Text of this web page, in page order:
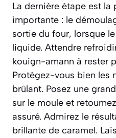
La dernière étape est la
importante : le
sortie du four, lorsque
liquide. Attendre
kouign-amann à rester
Protégez-vous bien les
brûlant. Posez une
sur le moule et
assuré. Admirez le
brillante de caramel.